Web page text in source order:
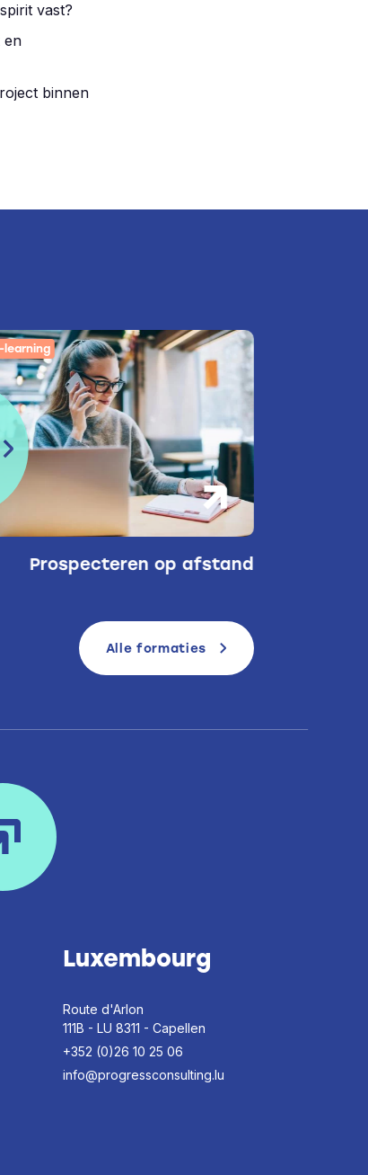
vast?
en
binnen
learning
Prospecteren op afstand
Alle formaties
Luxembourg
Route d'Arlon
111B - LU 8311 - Capellen
+352 (0)26 10 25 06
info@progressconsulting.lu